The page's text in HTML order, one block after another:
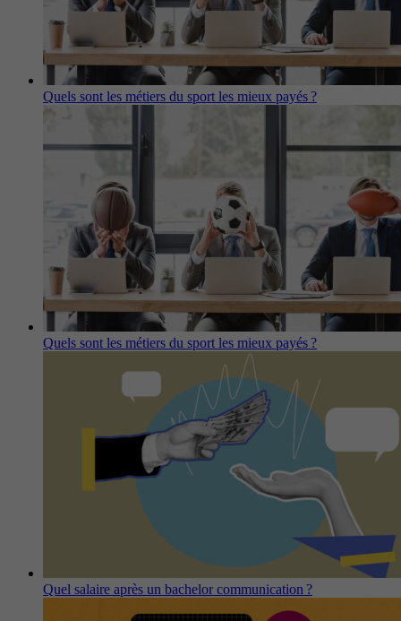
Quels sont les métiers du sport les mieux payés ?
Quels sont les métiers du sport les mieux payés ?
Quel salaire après un bachelor communication ?